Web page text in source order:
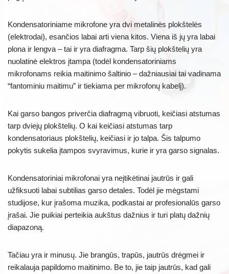
Kondensatoriniame mikrofone yra dvi metalinės plokštelės
(elektrodai), esančios labai arti viena kitos. Viena iš jų yra labai
plona ir lengva – tai ir yra diafragma. Tarp šių plokštelių yra
nuolatinė elektros įtampa (todėl kondensatoriniams
mikrofonams reikia maitinimo šaltinio – dažniausiai tai vadinama
“fantominiu maitimu” ir tiekiama per mikrofonų kabelį).
Kai garso bangos priverčia diafragmą vibruoti, keičiasi atstumas
tarp dviejų plokštelių. O kai keičiasi atstumas tarp
kondensatoriaus plokštelių, keičiasi ir jo talpa. Šis talpumo
pokytis sukelia įtampos svyravimus, kurie ir yra garso signalas.
Kondensatoriniai mikrofonai yra neįtikėtinai jautrūs ir gali
užfiksuoti labai subtilias garso detales. Todėl jie mėgstami
studijose, kur įrašoma muzika, podkastai ar profesionalūs garso
įrašai. Jie puikiai perteikia aukštus dažnius ir turi platų dažnių
diapazoną.
Tačiau yra ir minusų. Jie brangūs, trapūs, jautrūs drėgmei ir
reikalauja papildomo maitinimo. Be to, jie taip jautrūs, kad gali